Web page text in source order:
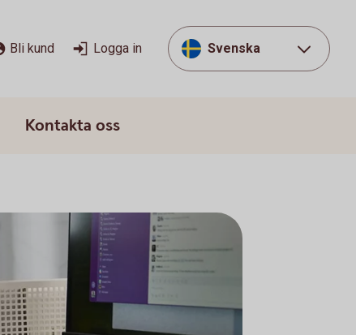
Bli kund Logga in Svenska
Kontakta oss